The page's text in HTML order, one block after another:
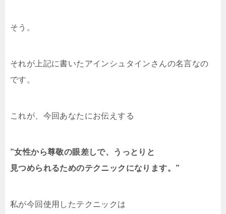
そう。
それが上記に書いたアインシュタインさんの名言なの
です。
これが、今回あなたにお伝えする
”女性から尊敬の眼差しで、うっとりと
見つめられるためのテクニックになります。”
私が今回使用したテクニックは